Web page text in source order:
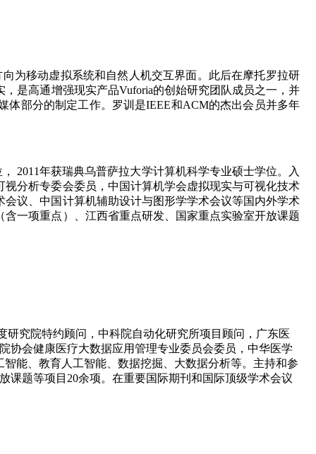
为移动虚拟系统和自然人机交互界面。此后在摩托罗拉研
是高通增强现实产品Vuforia的创始研究团队成员之一，并
体部分的制定工作。罗训是IEEE和ACM的杰出会员并多年
2011年获瑞典乌普萨拉大学计算机科学专业硕士学位。入
分析专委会委员，中国计算机学会虚拟现实与可视化技术
议、中国计算机辅助设计与图形学学术会议等国内外学术
一项重点）、江西省重点研发、国家重点实验室开放课题
究院特约顾问，中科院自动化研究所项目顾问，广东医
协会健康医疗大数据应用管理专业委员会委员，中华医学
能、教育人工智能、数据挖掘、大数据分析等。主持和参
题等项目20余项。在重要国际期刊和国际顶级学术会议